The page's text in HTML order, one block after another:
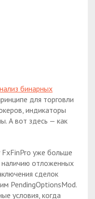
бинарных
для торговли
индикаторы
А вот здесь — как
FxFinPro уже больше
отложенных
сделок
PendingOptionsMod.
условия, когда